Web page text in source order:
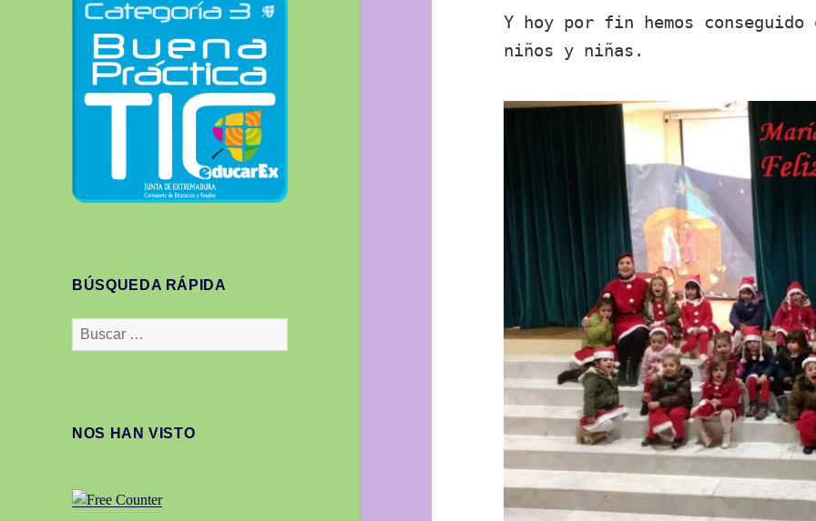
BÚSQUEDA RÁPIDA
Buscar:
NOS HAN VISTO
Y hoy por fin hemos
niños y niñas.